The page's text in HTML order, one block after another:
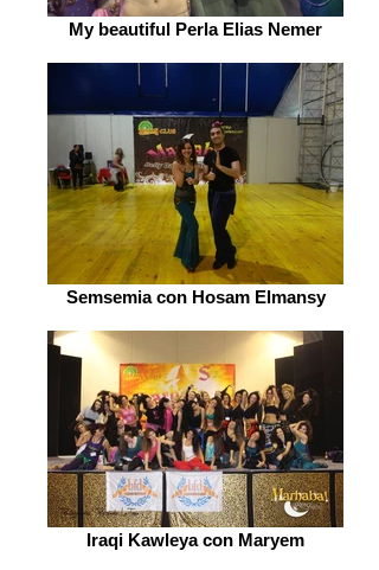
My beautiful Perla Elias Nemer
Semsemia con Hosam Elmansy
Iraqi Kawleya con Maryem